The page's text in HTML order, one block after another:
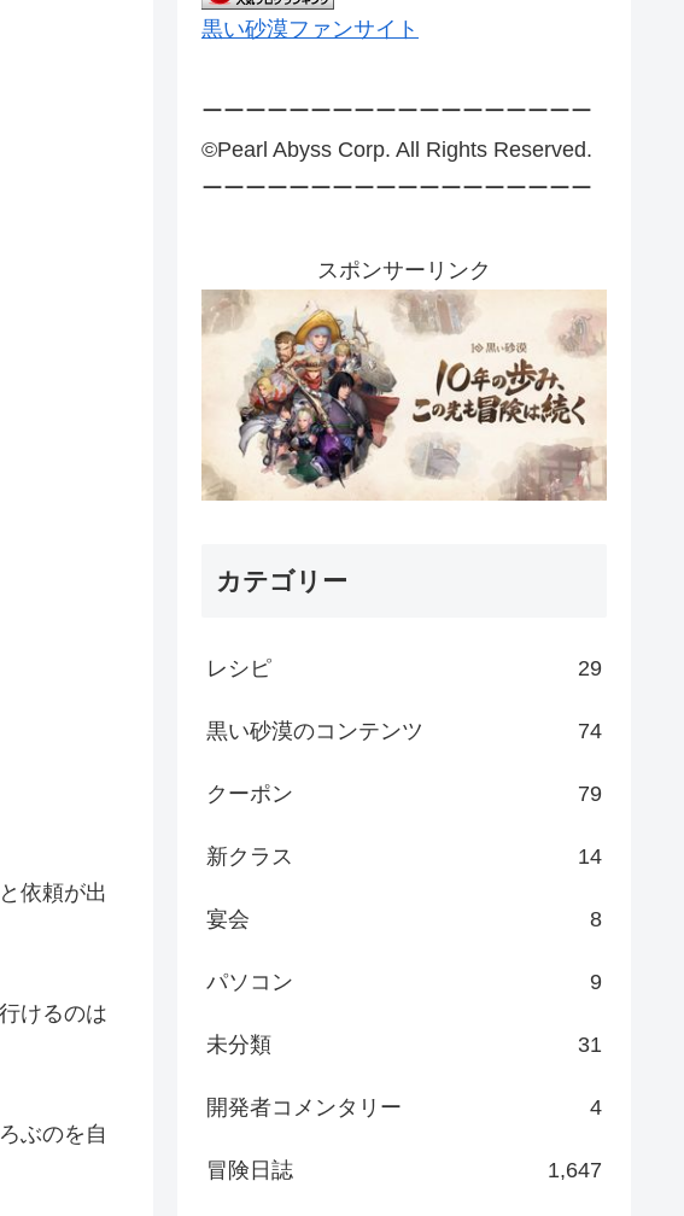
依頼が出
けるのは
ぶのを自
黒い砂漠ファンサイト
ーーーーーーーーーーーーーーーーーー
©Pearl Abyss Corp. All Rights Reserved.
ーーーーーーーーーーーーーーーーーー
スポンサーリンク
カテゴリー
レシピ 29
黒い砂漠のコンテンツ 74
クーポン 79
新クラス 14
宴会 8
パソコン 9
未分類 31
開発者コメンタリー 4
冒険日誌 1,647